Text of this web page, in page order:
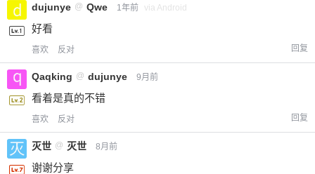
dujunye @ Qwe 1年前 via Android
好看
喜欢 反对 回复
Qaqking @ dujunye 9月前
看着是真的不错
喜欢 反对 回复
灭世 @ 灭世 8月前
谢谢分享